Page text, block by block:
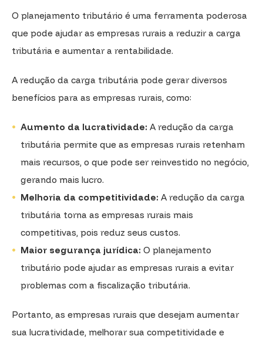
O planejamento tributário é uma ferramenta poderosa
que pode ajudar as empresas rurais a reduzir a carga
tributária e aumentar a rentabilidade.
A redução da carga tributária pode gerar diversos
benefícios para as empresas rurais, como:
Aumento da lucratividade: A redução da carga
tributária permite que as empresas rurais retenham
mais recursos, o que pode ser reinvestido no negócio,
gerando mais lucro.
Melhoria da competitividade: A redução da carga
tributária torna as empresas rurais mais
competitivas, pois reduz seus custos.
Maior segurança jurídica: O planejamento
tributário pode ajudar as empresas rurais a evitar
problemas com a fiscalização tributária.
Portanto, as empresas rurais que desejam aumentar
sua lucratividade, melhorar sua competitividade e